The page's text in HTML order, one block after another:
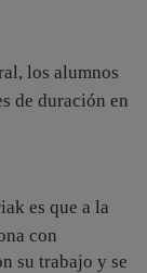
los alumnos
de duración en
es que a la
con
su trabajo y se